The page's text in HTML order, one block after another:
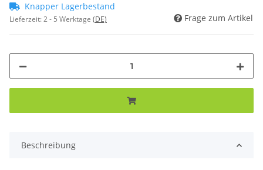
Knapper Lagerbestand
Lieferzeit:2 - 5 Werktage (DE) Frage zum Artikel
Beschreibung